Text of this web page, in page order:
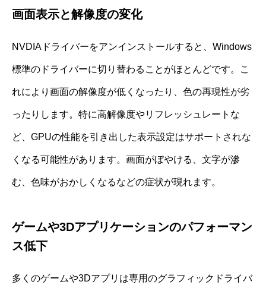
画面表示と解像度の変化
NVDIAドライバーをアンインストールすると、Windows
標準のドライバーに切り替わることがほとんどです。こ
れにより画面の解像度が低くなったり、色の再現性が劣
ったりします。特に高解像度やリフレッシュレートな
ど、GPUの性能を引き出した表示設定はサポートされな
くなる可能性があります。画面がぼやける、文字が滲
む、色味がおかしくなるなどの症状が現れます。
ゲームや3Dアプリケーションのパフォーマン
ス低下
多くのゲームや3Dアプリは専用のグラフィックドライバ